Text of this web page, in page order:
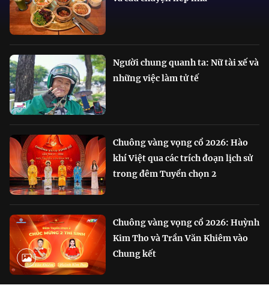
Người chung quanh ta: Nữ tài xế và
những việc làm tử tế
Chuông vàng vọng cổ 2026: Hào
khí Việt qua các trích đoạn lịch sử
trong đêm Tuyển chọn 2
Chuông vàng vọng cổ 2026: Huỳnh
Kim Tho và Trần Văn Khiêm vào
Chung kết